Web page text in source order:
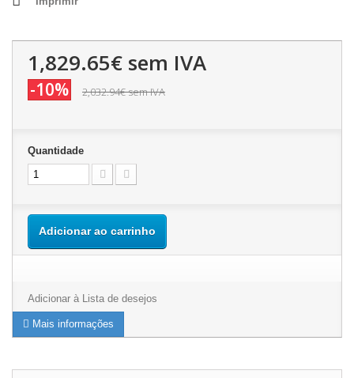
1,829.65€ sem IVA
-10% 2,032.94€sem IVA
Quantidade
Adicionar ao carrinho
Adicionar à Lista de desejos
Mais informações